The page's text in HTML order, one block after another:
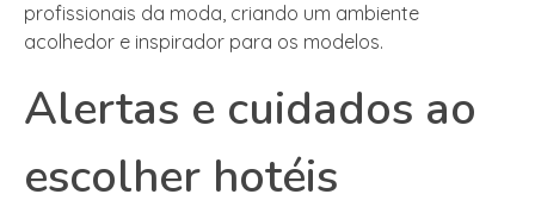
profissionais da moda, criando um ambiente
acolhedor e inspirador para os modelos.
Alertas e cuidados ao
escolher hotéis